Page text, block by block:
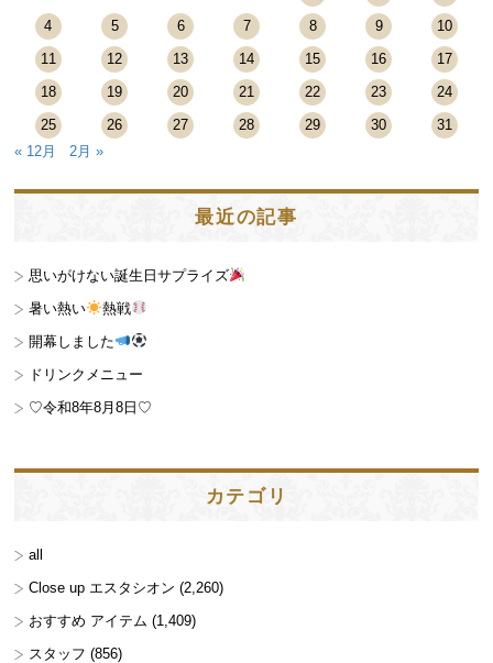
4
5 6 7 8 9
10
11
12 13 14 15 16
17
18
19 20 21 22 23
24
25
26 27 28 29 30
31
« 12月
2月 »
最近の記事
思いがけない誕生日サプライズ
暑い熱い
熱戦
開幕しました
ドリンクメニュー
♡令和8年8月8日♡
カテゴリ
all
Close up エスタシオン (2,260)
おすすめ アイテム (1,409)
スタッフ (856)